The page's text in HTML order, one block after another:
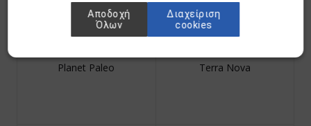
Planet Paleo Terra Nova
Αποδοχή
Όλων
Διαχείριση
cookies